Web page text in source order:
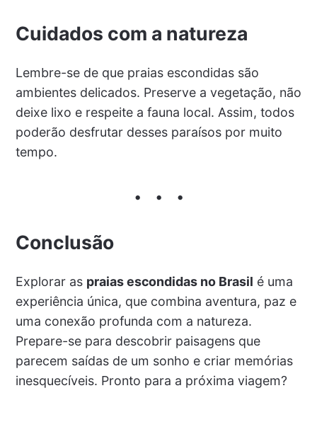
Cuidados com a natureza
Lembre-se de que praias escondidas são
ambientes delicados. Preserve a vegetação, não
deixe lixo e respeite a fauna local. Assim, todos
poderão desfrutar desses paraísos por muito
tempo.
Conclusão
Explorar as praias escondidas no Brasil é uma
experiência única, que combina aventura, paz e
uma conexão profunda com a natureza.
Prepare-se para descobrir paisagens que
parecem saídas de um sonho e criar memórias
inesquecíveis. Pronto para a próxima viagem?